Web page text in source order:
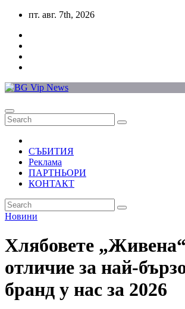
Skip
content
пт. авг. 7th, 2026
СЪБИТИЯ
Реклама
ПАРТНЬОРИ
КОНТАКТ
Новини
Хлябовете
отличие за най-
бранд у нас за 2026